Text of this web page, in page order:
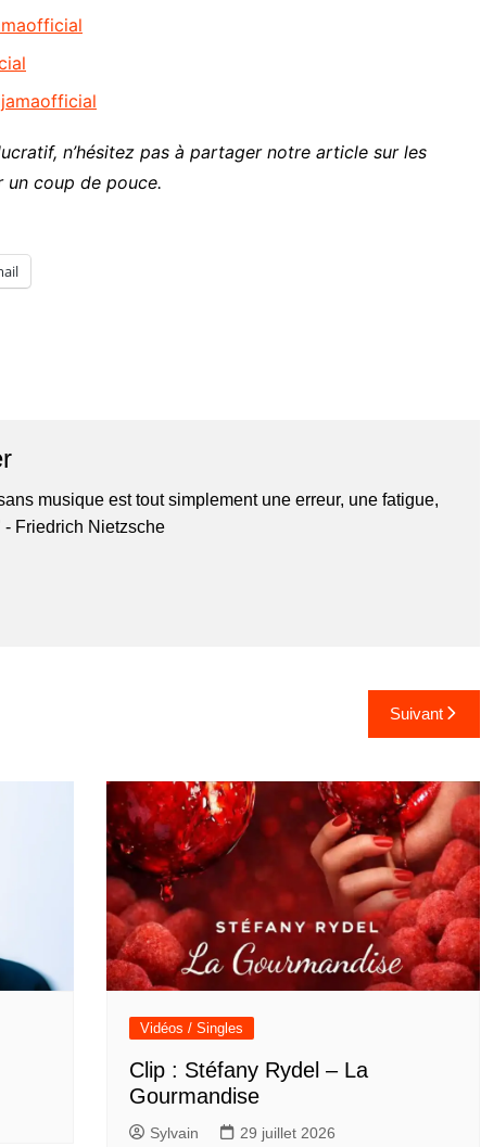
n’hésitez pas à partager notre article sur les
un coup de pouce.
musique est tout simplement une erreur, une fatigue,
- Friedrich Nietzsche
Suivant
Vidéos / Singles
Clip : Stéfany Rydel – La
Gourmandise
Sylvain 29 juillet 2026